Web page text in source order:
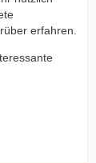
erfahren.